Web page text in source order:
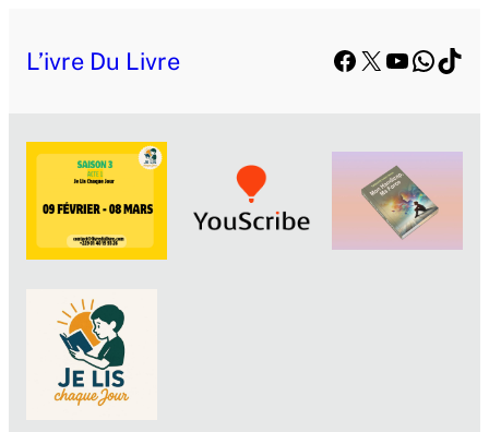
L’ivre Du Livre Facebook
X YouTube